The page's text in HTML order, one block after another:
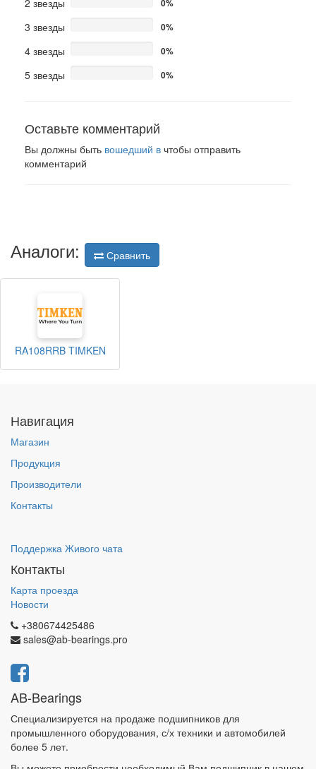
2 звезды 0%
3 звезды 0%
4 звезды 0%
5 звезды 0%
Оставьте комментарий
Вы должны быть вошедший в чтобы отправить
комментарий
Аналоги: Сравнить
RA108RRB TIMKEN
Навигация
Магазин
Продукция
Производители
Контакты
Поддержка Живого чата
Контакты
Карта проезда
Новости
+380674425486
sales@ab-bearings.pro
AB-Bearings
Специализируется на продаже подшипников для
промышленного оборудования, с/х техники и автомобилей
более 5 лет.